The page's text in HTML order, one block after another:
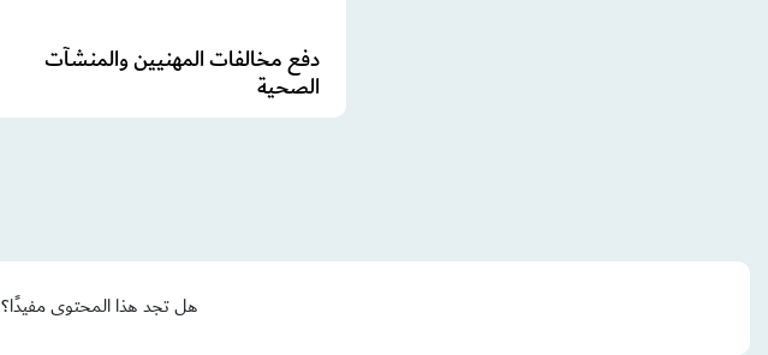
دفع مخالفات المهنيين والمنشآت
الصحية
هل تجد هذا المحتوى مفيدًا؟